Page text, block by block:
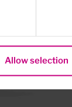
Allow selection